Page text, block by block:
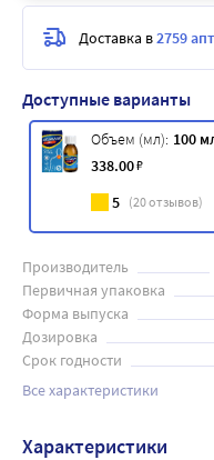
Доступные варианты
Объем (мл): 100
338.00₽
5 (20отзывов)
Производитель
Первичная упаковка
Форма выпуска
Дозировка
Срок годности
Все характеристики
Доставка в2759
Характеристики